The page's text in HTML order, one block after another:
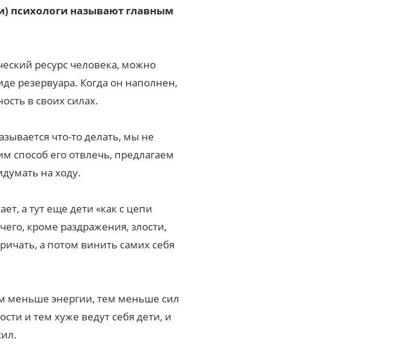
психологи называют главным
ресурс человека, можно
резервуара. Когда он наполнен,
в своих силах.
что-то делать, мы не
способ его отвлечь, предлагаем
на ходу.
а тут еще дети «как с цепи
кроме раздражения, злости,
а потом винить самих себя
меньше энергии, тем меньше сил
и тем хуже ведут себя дети, и